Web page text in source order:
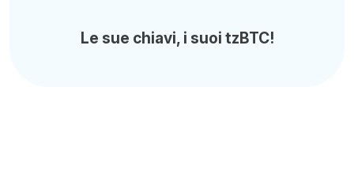
Le sue chiavi, i suoi tzBTC!